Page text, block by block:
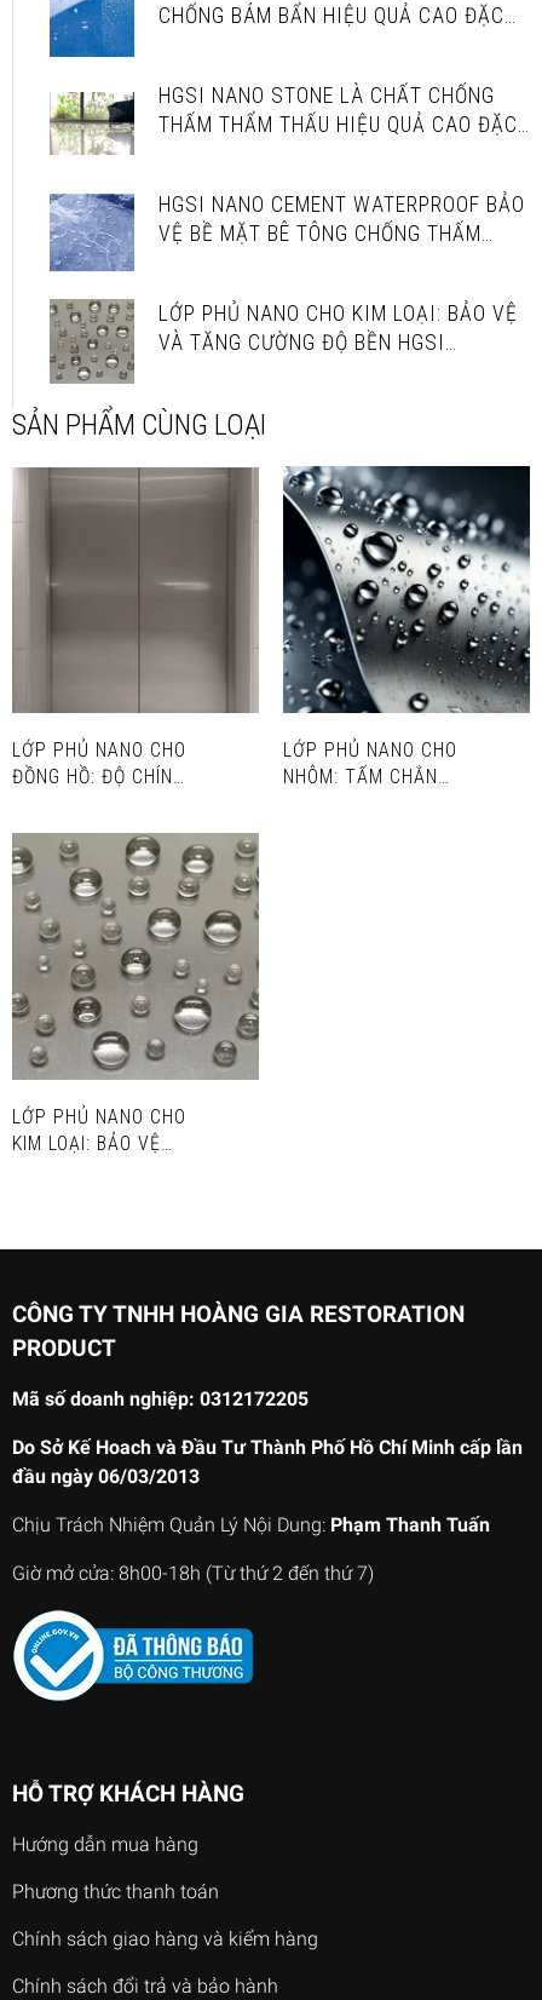
CHỐNG BÁM BẨN HIỆU QUẢ CAO ĐẶC
HGSI NANO STONE LÀ CHẤT CHỐNG
THẤM THẨM THẤU HIỆU QUẢ CAO ĐẶC
HGSI NANO CEMENT WATERPROOF BẢO
VỆ BỀ MẶT BÊ TÔNG CHỐNG THẤM
LỚP PHỦ NANO CHO KIM LOẠI: BẢO VỆ
VÀ TĂNG CƯỜNG ĐỘ BỀN HGSI
SẢN PHẨM CÙNG LOẠI
LỚP PHỦ NANO CHO
ĐỒNG HỒ: ĐỘ CHÍNH
THANH LỊCH VƯỢT
THỜI GIAN
LỚP PHỦ NANO CHO
NHÔM: TẤM CHẮN
LỚP PHỦ NANO CHO
KIM LOẠI: BẢO VỆ
CÔNG TY TNHH HOÀNG GIA RESTORATION
PRODUCT
Mã số doanh nghiệp: 0312172205
Do Sở Kế Hoach và Đầu Tư Thành Phố Hồ Chí Minh cấp lần
đầu ngày 06/03/2013
Chịu Trách Nhiệm Quản Lý Nội Dung: Phạm Thanh Tuấn
Giờ mở cửa: 8h00-18h (Từ thứ 2 đến thứ 7)
HỖ TRỢ KHÁCH HÀNG
Hướng dẫn mua hàng
Phương thức thanh toán
Chính sách giao hàng và kiểm hàng
Chính sách đổi trả và bảo hành